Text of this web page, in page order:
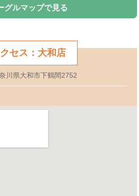
グルマップで見る
セス：大和店
川県大和市下鶴間2752